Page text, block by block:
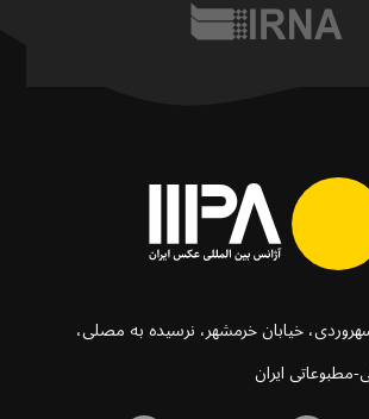
خیابان خرمشهر، نرسیده به مصلی،
ایران